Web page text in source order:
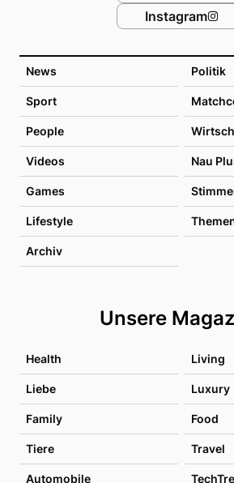
News Politik
Sport
People
Videos Nau
Games
Lifestyle
Archiv
Unsere
Health Living
Liebe Luxury
Family Food
Tiere Travel
Automobile
Instagram